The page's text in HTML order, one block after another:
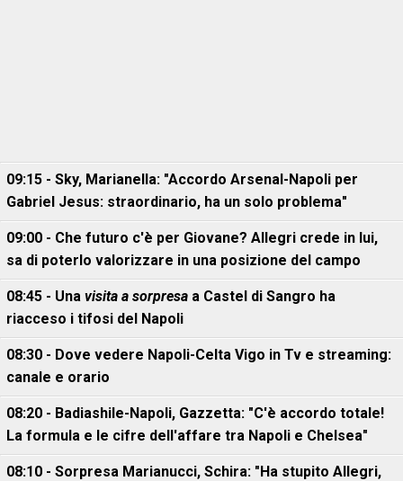
09:15 - Sky, Marianella: "Accordo Arsenal-Napoli per
Gabriel Jesus: straordinario, ha un solo problema"
09:00 - Che futuro c'è per Giovane? Allegri crede in lui,
sa di poterlo valorizzare in una posizione del campo
08:45 - Una visita a sorpresa a Castel di Sangro ha
riacceso i tifosi del Napoli
08:30 - Dove vedere Napoli-Celta Vigo in Tv e streaming:
canale e orario
08:20 - Badiashile-Napoli, Gazzetta: "C'è accordo totale!
La formula e le cifre dell'affare tra Napoli e Chelsea"
08:10 - Sorpresa Marianucci, Schira: "Ha stupito Allegri,